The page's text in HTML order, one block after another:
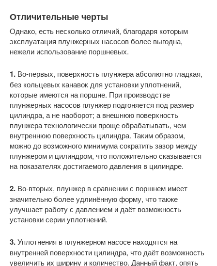
Отличительные черты
Однако, есть несколько отличий, благодаря которым
эксплуатация плунжерных насосов более выгодна,
нежели использование поршневых.
1. Во-первых, поверхность плунжера абсолютно гладкая,
без кольцевых канавок для установки уплотнений,
которые имеются на поршне. При производстве
плунжерных насосов плунжер подгоняется под размер
цилиндра, а не наоборот; а внешнюю поверхность
плунжера технологически проще обрабатывать, чем
внутреннюю поверхность цилиндра. Таким образом,
можно до возможного минимума сократить зазор между
плунжером и цилиндром, что положительно сказывается
на показателях достигаемого давления в цилиндре.
2. Во-вторых, плунжер в сравнении с поршнем имеет
значительно более удлинённую форму, что также
улучшает работу с давлением и даёт возможность
установки серии уплотнений.
3.Уплотнения в плунжерном насосе находятся на
внутренней поверхности цилиндра, что даёт возможность
увеличить их ширину и количество. Данный факт, опять